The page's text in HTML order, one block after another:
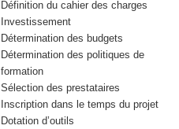
Définition du cahier des charges
Investissement
Détermination des budgets
Détermination des politiques de
formation
Sélection des prestataires
Inscription dans le temps du projet
Dotation d’outils